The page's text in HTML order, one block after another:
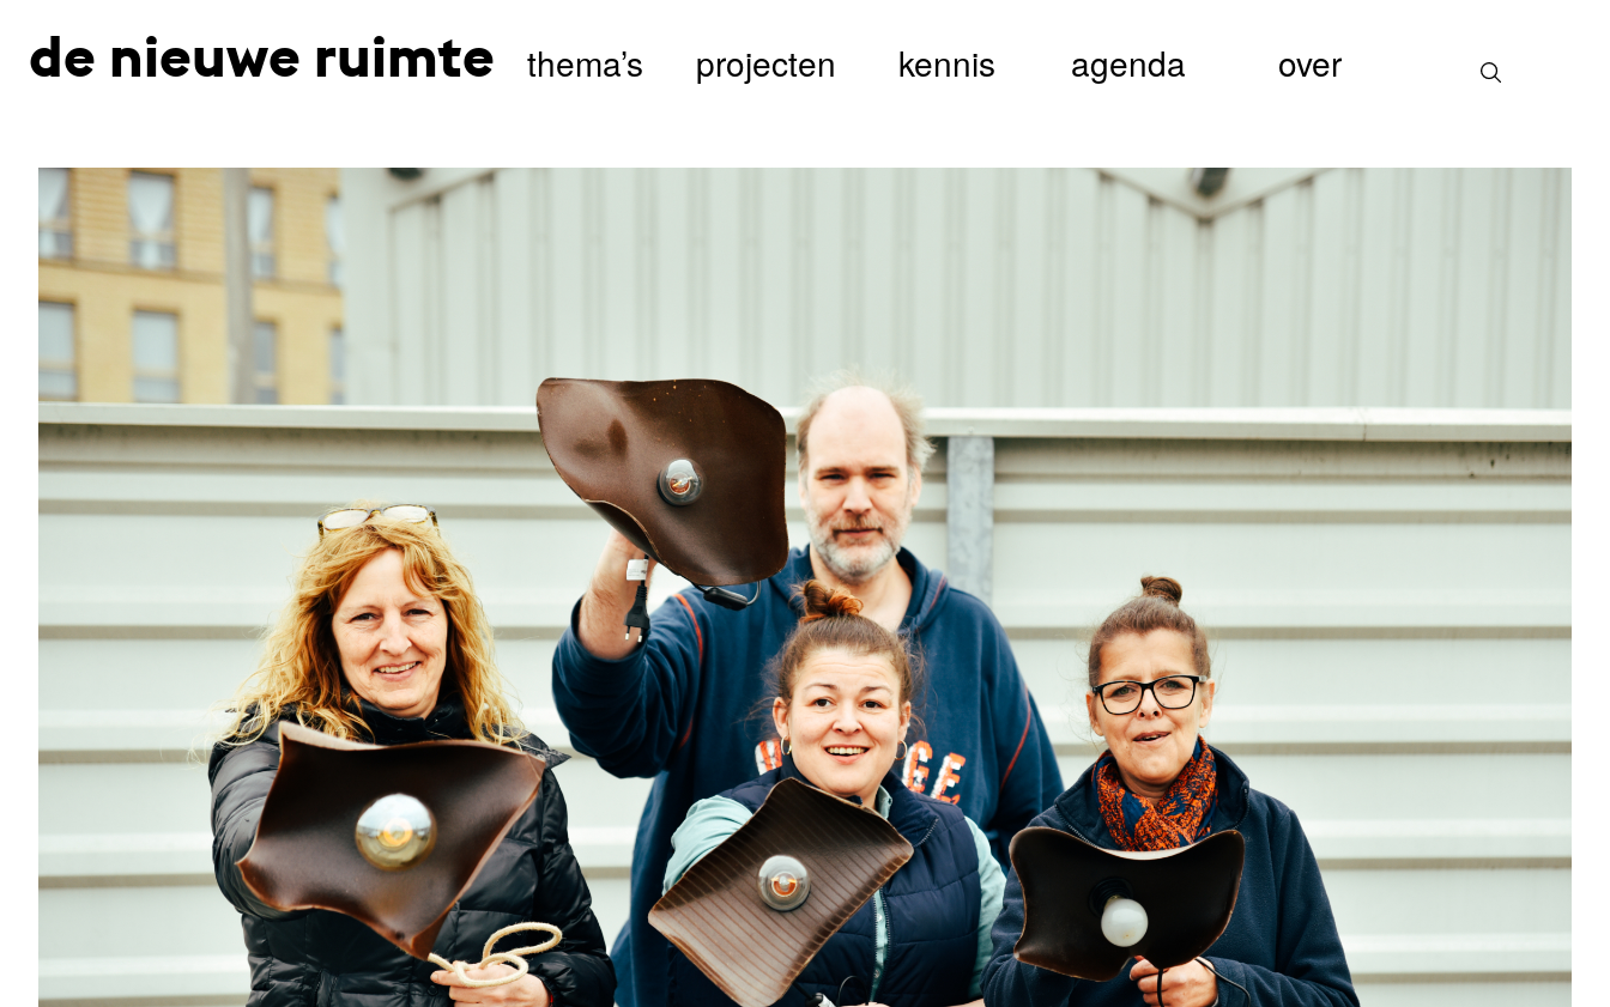
de nieuwe ruimte thema’s projecten kennis agenda over